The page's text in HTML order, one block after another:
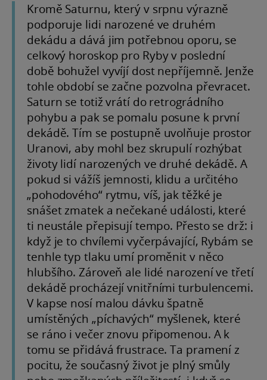
Kromě Saturnu, který v srpnu výrazně
podporuje lidi narozené ve druhém
dekádu a dává jim potřebnou oporu, se
celkový horoskop pro Ryby v poslední
době bohužel vyvíjí dost nepříjemně. Jenže
tohle období se začne pozvolna převracet.
Saturn se totiž vrátí do retrográdního
pohybu a pak se pomalu posune k první
dekádě. Tím se postupně uvolňuje prostor
Uranovi, aby mohl bez skrupulí rozhýbat
životy lidí narozených ve druhé dekádě. A
pokud si vážíš jemnosti, klidu a určitého
„pohodového“ rytmu, víš, jak těžké je
snášet zmatek a nečekané události, které
ti neustále přepisují tempo. Přesto se drž: i
když je to chvílemi vyčerpávající, Rybám se
tenhle typ tlaku umí proměnit v něco
hlubšího. Zároveň ale lidé narození ve třetí
dekádě procházejí vnitřními turbulencemi.
V kapse nosí malou dávku špatně
umístěných „píchavých“ myšlenek, které
se ráno i večer znovu připomenou. A k
tomu se přidává frustrace. Ta pramení z
pocitu, že současný život je plný smůly